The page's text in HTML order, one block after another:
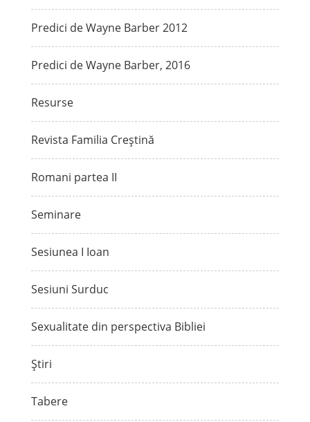
Predici de Wayne Barber 2012
Predici de Wayne Barber, 2016
Resurse
Revista Familia Creștină
Romani partea II
Seminare
Sesiunea I Ioan
Sesiuni Surduc
Sexualitate din perspectiva Bibliei
Știri
Tabere